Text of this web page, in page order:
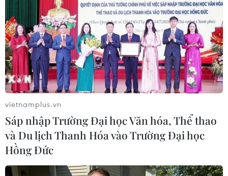
TIN LIÊN QUAN
vietnamplus.vn
Sáp nhập Trường Đại học Văn hóa, Thể thao
và Du lịch Thanh Hóa vào Trường Đại học
Hồng Đức